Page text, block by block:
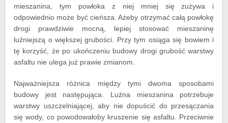
mieszanina, tym powłoka z niej mniej się zużywa i
odpowiednio może być cieńsza. Ażeby otrzymać całą powłokę
drogi prawdziwie mocną, lepiej stosować mieszaninę
luźniejszą o większej grubości. Przy tym osiąga się bowiem i
tę korzyść, że po ukończeniu budowy drogi grubość warstwy
asfaltu nie ulega już prawie zmianom.
Najważniejsza różnica między tymi dwoma sposobami
budowy jest następująca. Luźna mieszanina potrzebuje
warstwy uszczelniającej, aby nie dopuścić do przesączania
się wody, co powodowałoby kruszenie się asfaltu. Przeciwnie